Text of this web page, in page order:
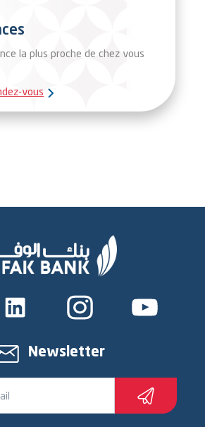
la plus proche de chez vous
vous
Newsletter